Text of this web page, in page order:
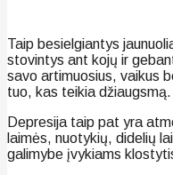
Taip besielgiantys
stovintys ant kojų ir
savo artimuosius, vaikus
tuo, kas teikia džiaugsmą.
Depresija taip pat yra
laimės, nuotykių, didelių
galimybe įvykiams